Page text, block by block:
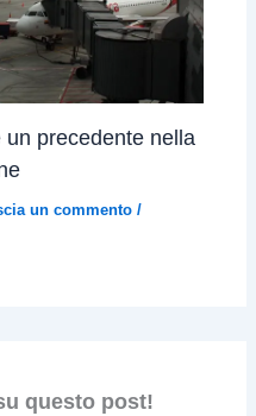
precedente nella
un commento /
questo post!